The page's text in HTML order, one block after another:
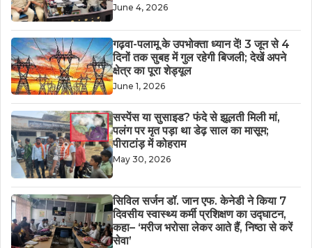
June 4, 2026
गढ़वा-पलामू के उपभोक्ता ध्यान दें! 3 जून से 4
दिनों तक सुबह में गुल रहेगी बिजली; देखें अपने
क्षेत्र का पूरा शेड्यूल
June 1, 2026
सस्पेंस या सुसाइड? फंदे से झूलती मिली मां,
पलंग पर मृत पड़ा था डेढ़ साल का मासूम;
पीराटांड़ में कोहराम
May 30, 2026
सिविल सर्जन डॉ. जान एफ. केनेडी ने किया 7
दिवसीय स्वास्थ्य कर्मी प्रशिक्षण का उद्घाटन,
कहा– ‘मरीज भरोसा लेकर आते हैं, निष्ठा से करें
सेवा’